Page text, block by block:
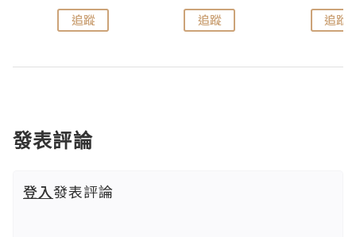
追蹤 追蹤 追蹤
發表評論
登入發表評論